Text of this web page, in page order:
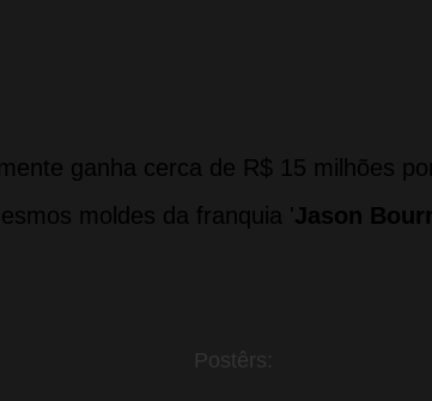
ganha cerca de R$ 15 milhões
moldes da franquia 'Jason
Postêrs: